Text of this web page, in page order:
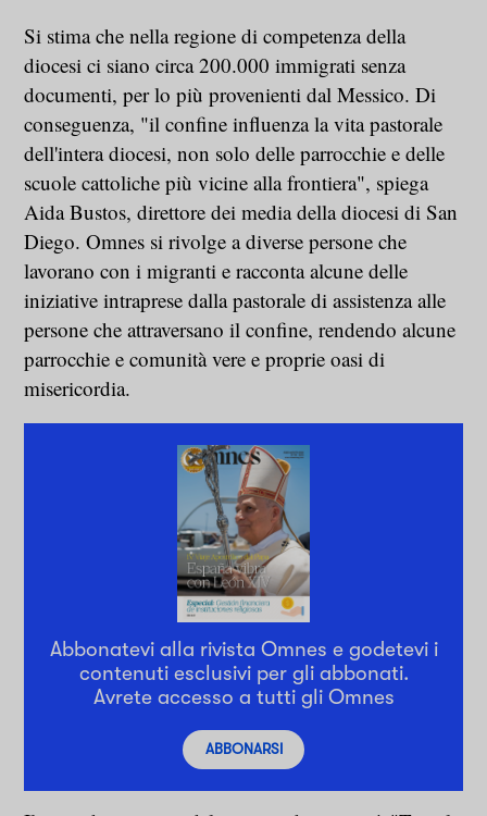
Si stima che nella regione di competenza della
diocesi ci siano circa 200.000 immigrati senza
documenti, per lo più provenienti dal Messico. Di
conseguenza, "il confine influenza la vita pastorale
dell'intera diocesi, non solo delle parrocchie e delle
scuole cattoliche più vicine alla frontiera", spiega
Aida Bustos, direttore dei media della diocesi di San
Diego. Omnes si rivolge a diverse persone che
lavorano con i migranti e racconta alcune delle
iniziative intraprese dalla pastorale di assistenza alle
persone che attraversano il confine, rendendo alcune
parrocchie e comunità vere e proprie oasi di
misericordia.
Abbonatevi alla rivista Omnes e godetevi i
contenuti esclusivi per gli abbonati.
Avrete accesso a tutti gli Omnes
ABBONARSI